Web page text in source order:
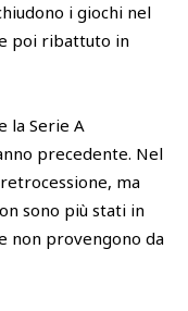
i giochi nel
poi ribattuto in
la Serie A
precedente. Nel
ma
sono più stati in
non provengono da